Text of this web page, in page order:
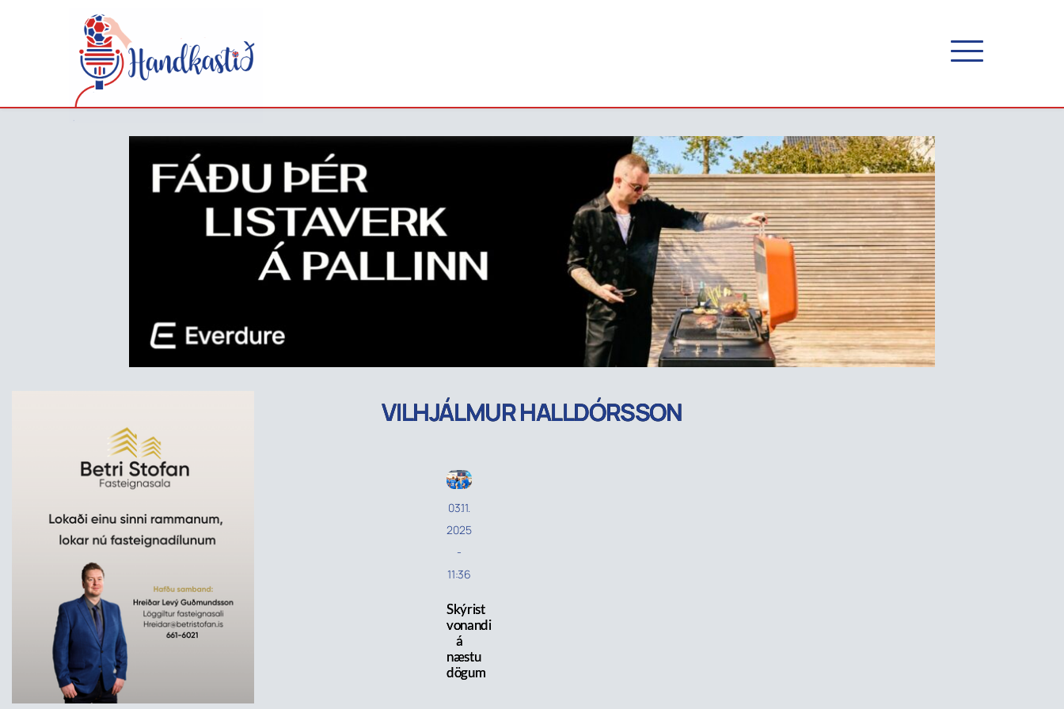
VILHJÁLMUR HALLDÓRSSON
03.11.
2025
-
11:36
Skýrist
vonandi
á
næstu
dögum